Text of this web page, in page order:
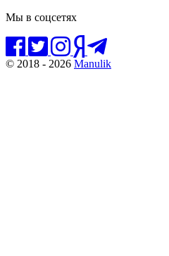
Мы в соцсетях
© 2018 - 2026 Manulik